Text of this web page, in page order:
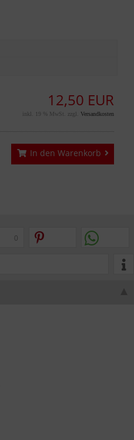
12,50 EUR
inkl. 19 % MwSt. zzgl. Versandkosten
In den Warenkorb
0